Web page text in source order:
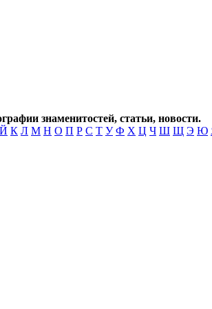
знаменитостей, статьи, новости.
Й К Л М Н О П Р С Т У Ф Х Ц Ч Ш Щ Э Ю